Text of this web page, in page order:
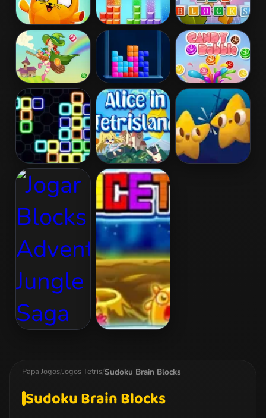
Newtrix Tetro Classic Lines and
Blocks
Falling Candy Tetris Cube Candy Bubble
NeonTris Alice in
Tetrisland
Papa Jogos/Jogos Tetris/Sudoku Brain Blocks
Sudoku Brain Blocks